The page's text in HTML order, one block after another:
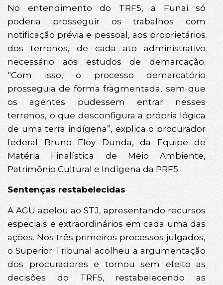
No entendimento do TRF5, a Funai só
poderia prosseguir os trabalhos com
notificação prévia e pessoal, aos proprietários
dos terrenos, de cada ato administrativo
necessário aos estudos de demarcação.
“Com isso, o processo demarcatório
prosseguia de forma fragmentada, sem que
os agentes pudessem entrar nesses
terrenos, o que desconfigura a própria lógica
de uma terra indígena”, explica o procurador
federal Bruno Eloy Dunda, da Equipe de
Matéria Finalística de Meio Ambiente,
Patrimônio Cultural e Indígena da PRF5.
Sentenças restabelecidas
A AGU apelou ao STJ, apresentando recursos
especiais e extraordinários em cada uma das
ações. Nos três primeiros processos julgados,
o Superior Tribunal acolheu a argumentação
dos procuradores e tornou sem efeito as
decisões do TRF5, restabelecendo as